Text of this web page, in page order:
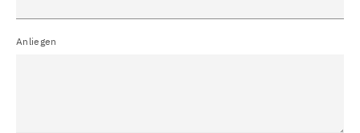
Anliegen